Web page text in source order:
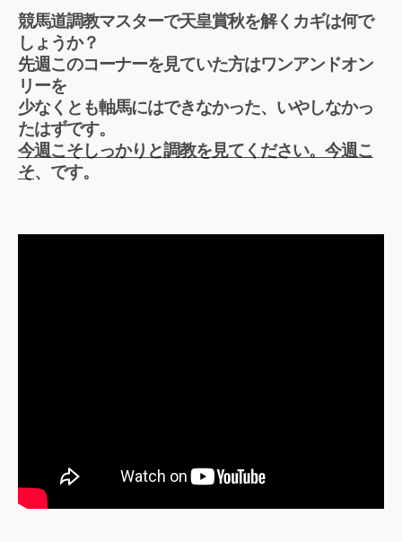
競馬道調教マスターで天皇賞秋を解くカギは何で
しょうか？
先週このコーナーを見ていた方はワンアンドオン
リーを
少なくとも軸馬にはできなかった、いやしなかっ
たはずです。
今週こそしっかりと調教を見てください。今週こ
そ、です。